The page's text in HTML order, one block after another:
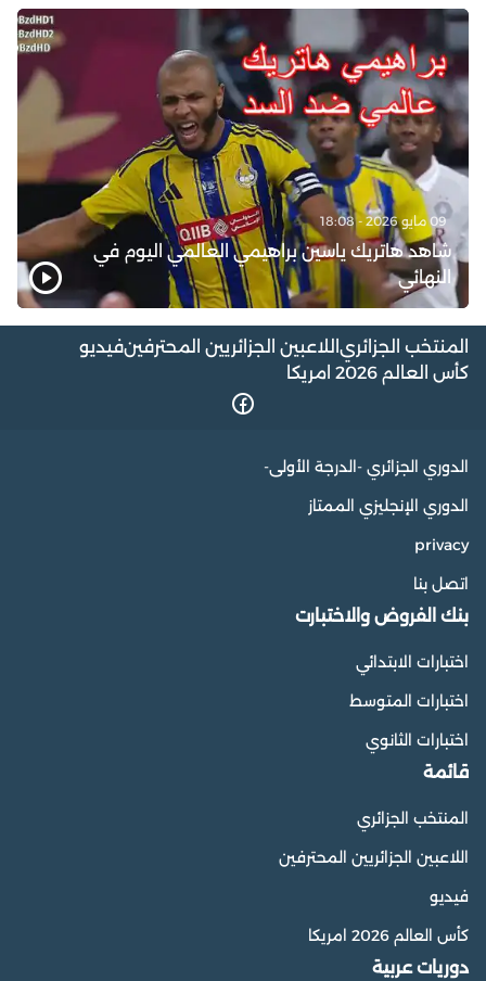
09 مايو 2026 - 18:08
شاهد هاتريك ياسين براهيمي العالمي اليوم في
النهائي
المنتخب الجزائري اللاعبين الجزائريين المحترفينفيديو
كأس العالم 2026 امريكا
الدوري الجزائري -الدرجة الأولى-
الدوري الإنجليزي الممتاز
privacy
اتصل بنا
بنك الفروض والاختبارت
اختبارات الابتدائي
اختبارات المتوسط
اختبارات الثانوي
قائمة
المنتخب الجزائري
اللاعبين الجزائريين المحترفين
فيديو
كأس العالم 2026 امريكا
دوريات عربية